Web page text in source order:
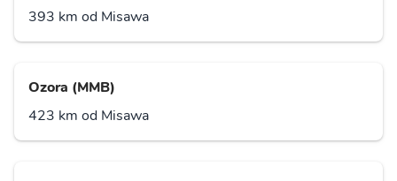
393 km od Misawa
Ozora (MMB)
423 km od Misawa